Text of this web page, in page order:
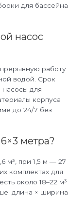
для бассейна
насос
работу
водой. Срок
для
корпуса
до 24/7 без
метра?
м³, при 1,5 м — 27
комплектах для
около 18–22 м³
длина × ширина